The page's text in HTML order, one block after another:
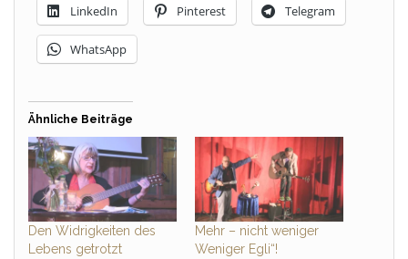
LinkedIn Pinterest Telegram
WhatsApp
Ähnliche Beiträge
Den Widrigkeiten des
Lebens getrotzt
Mehr – nicht weniger
Weniger Egli“!